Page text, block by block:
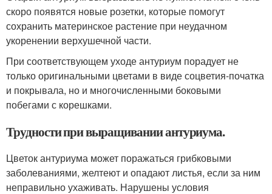
скоро появятся новые розетки, которые помогут
сохранить материнское растение при неудачном
укоренении верхушечной части.
При соответствующем уходе антуриум порадует не
только оригинальными цветами в виде соцветия-початка
и покрывала, но и многочисленными боковыми
побегами с корешками.
Трудности при выращивании антуриума.
Цветок антуриума может поражаться грибковыми
заболеваниями, желтеют и опадают листья, если за ним
неправильно ухаживать. Нарушены условия